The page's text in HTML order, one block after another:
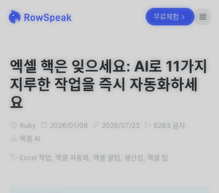
무료체험
엑셀 핵은 잊으세요: AI로 11가지
지루한 작업을 즉시 자동화하세
요
Ruby 2026/01/08 2026/07/23 6283 글자
엑셀 AI
Excel 작업 엑셀 자동화 엑셀 꿀팁 생산성 엑셀 팁